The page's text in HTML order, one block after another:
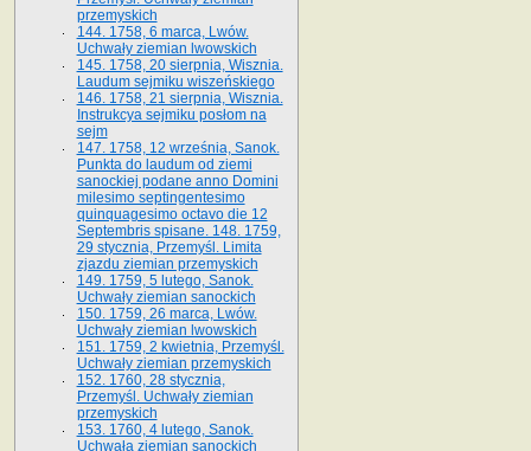
przemyskich
144. 1758, 6 marca, Lwów.
Uchwały ziemian lwowskich
145. 1758, 20 sierpnia, Wisznia.
Laudum sejmiku wiszeńskiego
146. 1758, 21 sierpnia, Wisznia.
Instrukcya sejmiku posłom na
sejm
147. 1758, 12 września, Sanok.
Punkta do laudum od ziemi
sanockiej podane anno Domini
milesimo septingentesimo
quinquagesimo octavo die 12
Septembris spisane. 148. 1759,
29 stycznia, Przemyśl. Limita
zjazdu ziemian przemyskich
149. 1759, 5 lutego, Sanok.
Uchwały ziemian sanockich
150. 1759, 26 marca, Lwów.
Uchwały ziemian lwowskich
151. 1759, 2 kwietnia, Przemyśl.
Uchwały ziemian przemyskich
152. 1760, 28 stycznia,
Przemyśl. Uchwały ziemian
przemyskich
153. 1760, 4 lutego, Sanok.
Uchwała ziemian sanockich